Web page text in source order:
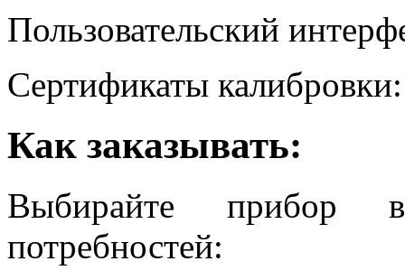
Пользовательский
Сертификаты
Как заказывать:
Выбирайте прибор
потребностей: